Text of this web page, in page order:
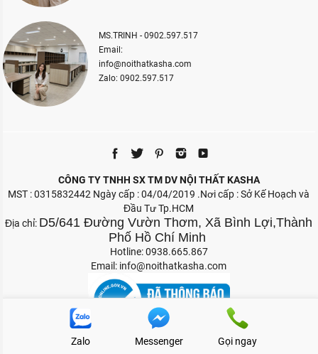
MS.TRINH - 0902.597.517
Email:
info@noithatkasha.com
Zalo: 0902.597.517
CÔNG TY TNHH SX TM DV NỘI THẤT KASHA
MST : 0315832442 Ngày cấp : 04/04/2019 .Nơi cấp : Sở Kế Hoạch và
Đầu Tư Tp.HCM
Địa chỉ: D5/641 Đường Vườn Thơm, Xã Bình Lợi,Thành
Phố Hồ Chí Minh
Hotline: 0938.665.867
Email: info@noithatkasha.com
Bản quyền 2026 Nội Thất Kasha
Zalo Messenger Gọi ngay